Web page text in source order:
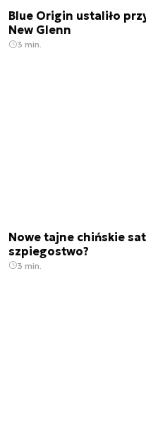
Blue Origin ustaliło
New Glenn
3 min.
Nowe tajne chińskie
szpiegostwo?
3 min.